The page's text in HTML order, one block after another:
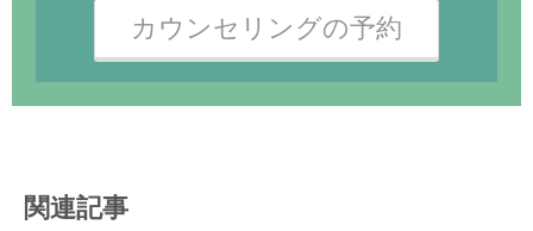
カウンセリングの予約
関連記事